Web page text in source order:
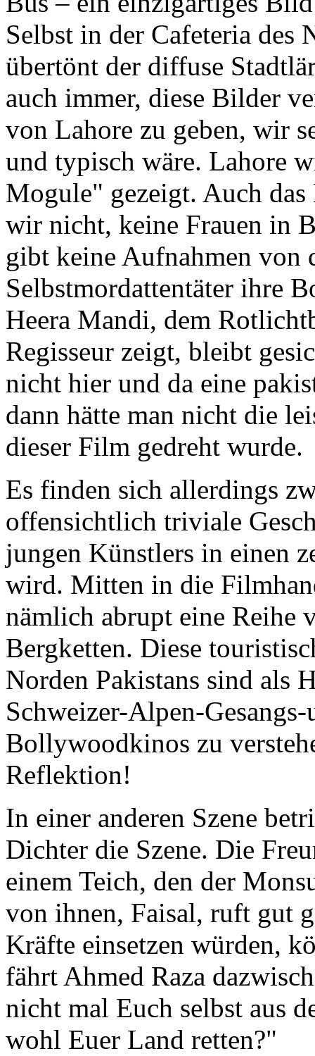
Selbst in der Cafeteria
übertönt der diffuse
auch immer, diese Bilder
von Lahore zu geben, wir
und typisch wäre. Lahore
Mogule" gezeigt. Auch das
wir nicht, keine Frauen in
gibt keine Aufnahmen von
Selbstmordattentäter ihre
Heera Mandi, dem
Regisseur zeigt, bleibt
nicht hier und da eine
dann hätte man nicht die
dieser Film gedreht wurde.
Es finden sich allerdings
offensichtlich triviale
jungen Künstlers in einen
wird. Mitten in die
nämlich abrupt eine Reihe
Bergketten. Diese
Norden Pakistans sind als
Schweizer-Alpen-
Bollywoodkinos zu
Reflektion!
In einer anderen Szene
Dichter die Szene. Die
einem Teich, den der
von ihnen, Faisal, ruft gut
Kräfte einsetzen würden,
fährt Ahmed Raza
nicht mal Euch selbst aus
wohl Euer Land retten?"